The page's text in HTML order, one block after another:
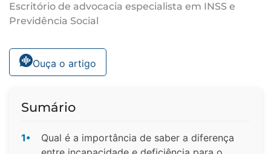
Escritório de advocacia especialista em INSS e
Previdência Social
Ouça o artigo
Sumário
1•
Qual é a importância de saber a diferença